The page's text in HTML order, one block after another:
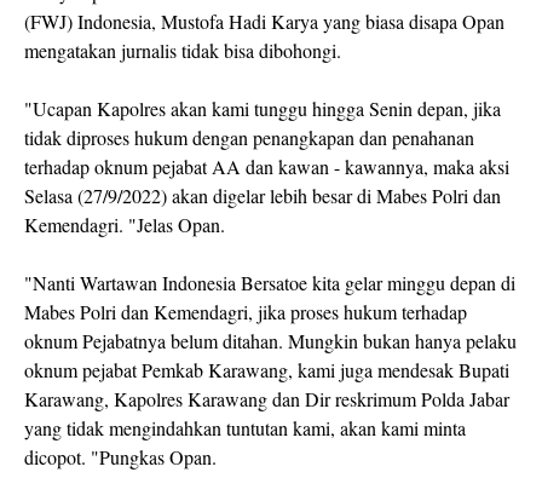
(FWJ) Indonesia, Mustofa Hadi Karya yang biasa disapa Opan
mengatakan jurnalis tidak bisa dibohongi.
"Ucapan Kapolres akan kami tunggu hingga Senin depan, jika
tidak diproses hukum dengan penangkapan dan penahanan
terhadap oknum pejabat AA dan kawan - kawannya, maka aksi
Selasa (27/9/2022) akan digelar lebih besar di Mabes Polri dan
Kemendagri. "Jelas Opan.
"Nanti Wartawan Indonesia Bersatoe kita gelar minggu depan di
Mabes Polri dan Kemendagri, jika proses hukum terhadap
oknum Pejabatnya belum ditahan. Mungkin bukan hanya pelaku
oknum pejabat Pemkab Karawang, kami juga mendesak Bupati
Karawang, Kapolres Karawang dan Dir reskrimum Polda Jabar
yang tidak mengindahkan tuntutan kami, akan kami minta
dicopot. "Pungkas Opan.